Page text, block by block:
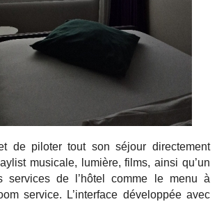
de piloter tout son séjour directement
musicale, lumière, films, ainsi qu’un
services de l’hôtel comme le menu à
service. L’interface développée avec